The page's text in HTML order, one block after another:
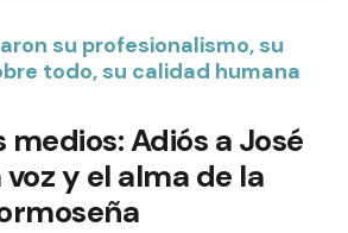
su profesionalismo, su
todo, su calidad humana
medios: Adiós a José
y el alma de la